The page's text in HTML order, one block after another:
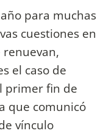
para muchas
cuestiones en
renuevan,
el caso de
primer fin de
que comunicó
vínculo